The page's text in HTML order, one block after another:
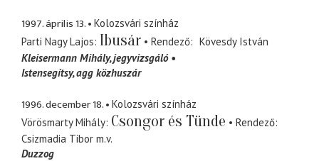
1997. április 13.
Kolozsvári színház
Parti Nagy Lajos Ibusár Rendező
Kövesdy István
Kleisermann Mihály jegyvizsgáló
Istensegítsy agg közhuszár
1996. december 18.
Kolozsvári színház
Vörösmarty Mihály Csongor és Tünde
Rendező
Csizmadia Tibor m.v.
Duzzog